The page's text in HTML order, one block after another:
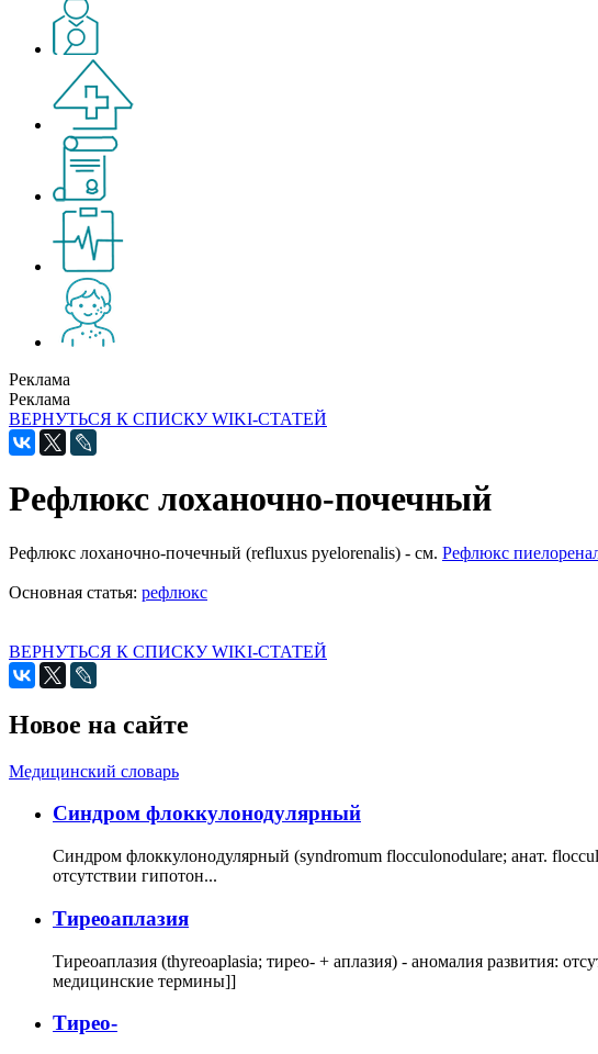
Реклама
Реклама
ВЕРНУТЬСЯ К СПИСКУ WIKI-СТАТЕЙ
Рефлюкс лоханочно-почечный
Рефлюкс лоханочно-почечный (refluxus pyelorenalis) - см. Рефлюкс
Основная статья: рефлюкс
ВЕРНУТЬСЯ К СПИСКУ WIKI-СТАТЕЙ
Новое на сайте
Медицинский словарь
Cиндром флоккулонодулярный
Синдром флоккулонодулярный (syndromum flocculonodulare; анат.
отсутствии гипотон...
Тиреоаплазия
Тиреоаплазия (thyreoaplasia; тирео- + аплазия) - аномалия развития:
медицинские термины]]
Тирео-